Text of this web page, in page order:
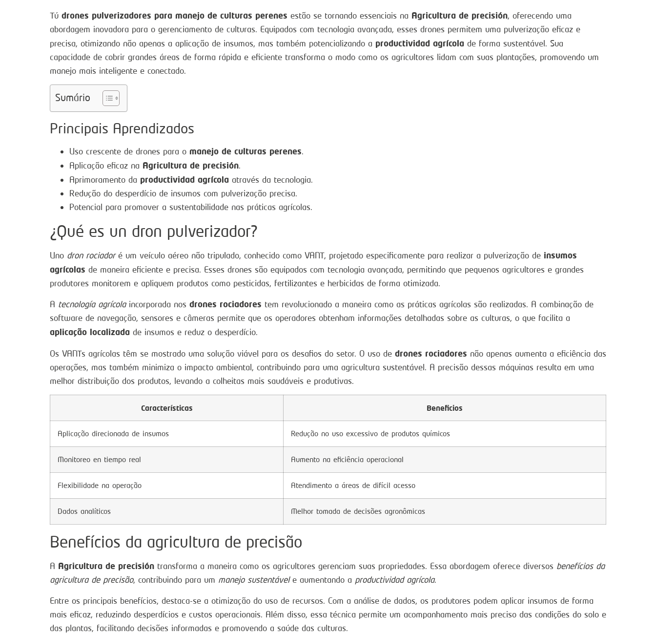
Tú drones pulverizadores para manejo de culturas perenes estão se tornando essenciais na Agricultura de precisión, oferecendo uma
abordagem inovadora para o gerenciamento de culturas. Equipados com tecnologia avançada, esses drones permitem uma pulverização eficaz e
precisa, otimizando não apenas a aplicação de insumos, mas também potencializando a productividad agrícola de forma sustentável. Sua
capacidade de cobrir grandes áreas de forma rápida e eficiente transforma o modo como os agricultores lidam com suas plantações, promovendo um
manejo mais inteligente e conectado.
Sumário
Principais Aprendizados
Uso crescente de drones para o manejo de culturas perenes.
Aplicação eficaz na Agricultura de precisión.
Aprimoramento da productividad agrícola através da tecnologia.
Redução do desperdício de insumos com pulverização precisa.
Potencial para promover a sustentabilidade nas práticas agrícolas.
¿Qué es un dron pulverizador?
Uno dron rociadoré um veículo aéreo não tripulado, conhecido como VANT, projetado especificamente para realizar a pulverização de insumos
agrícolas de maneira eficiente e precisa. Esses drones são equipados com tecnologia avançada, permitindo que pequenos agricultores e grandes
produtores monitorem e apliquem produtos como pesticidas, fertilizantes e herbicidas de forma otimizada.
A tecnología agrícolaincorporada nos drones rociadores tem revolucionado a maneira como as práticas agrícolas são realizadas. A combinação de
software de navegação, sensores e câmeras permite que os operadores obtenham informações detalhadas sobre as culturas, o que facilita a
aplicação localizada de insumos e reduz o desperdício.
Os VANTs agrícolas têm se mostrado uma solução viável para os desafios do setor. O uso de drones rociadores não apenas aumenta a eficiência das
operações, mas também minimiza o impacto ambiental, contribuindo para uma agricultura sustentável. A precisão dessas máquinas resulta em uma
melhor distribuição dos produtos, levando a colheitas mais saudáveis e produtivas.
Características Beneficios
Aplicação direcionada de insumos Redução no uso excessivo de produtos químicos
Monitoreo en tiempo real Aumento na eficiência operacional
Flexibilidade na operação Atendimento a áreas de difícil acesso
Dados analíticos Melhor tomada de decisões agronômicas
Benefícios da agricultura de precisão
A Agricultura de precisión transforma a maneira como os agricultores gerenciam suas propriedades. Essa abordagem oferece diversos benefícios da
agricultura de precisão, contribuindo para um manejo sustentávele aumentando a productividad agrícola.
Entre os principais benefícios, destaca-se a otimização do uso de recursos. Com a análise de dados, os produtores podem aplicar insumos de forma
mais eficaz, reduzindo desperdícios e custos operacionais. Além disso, essa técnica permite um acompanhamento mais preciso das condições do solo e
das plantas, facilitando decisões informadas e promovendo a saúde das culturas.